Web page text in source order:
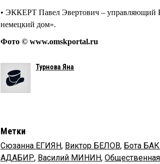
• ЭККЕРТ Павел Эвертович – управляющий
немецкий дом».
Фото © www.omskportal.ru
Турнова Яна
Метки
Сюзанна ЕГИЯН, Виктор БЕЛОВ, Бота
АДАБИР, Василий МИНИН,